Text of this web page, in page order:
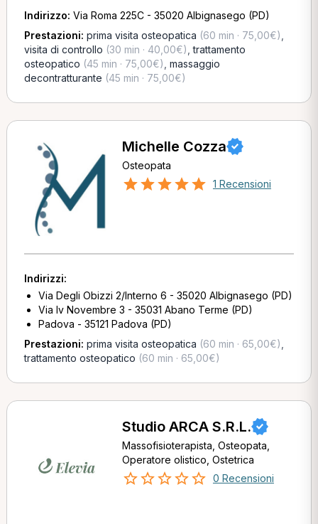
Indirizzo: Via Roma 225C - 35020 Albignasego (PD)
Prestazioni: prima visita osteopatica (60 min · 75,00€)
visita di controllo (30 min · 40,00€) ,trattamento
osteopatico (45 min · 75,00€) massaggio
decontratturante (45 min · 75,00€)
Michelle Cozza
Osteopata
1 Recensioni
Indirizzi:
Via Degli Obizzi 2/Interno 6 - 35020 Albignasego (PD)
Via Iv Novembre 3 - 35031 Abano Terme (PD)
Padova - 35121 Padova (PD)
Prestazioni: prima visita osteopatica (60 min · 65,00€)
trattamento osteopatico (60 min · 65,00€)
Studio ARCA S.R.L.
Massofisioterapista, Osteopata,
Operatore olistico, Ostetrica
0 Recensioni